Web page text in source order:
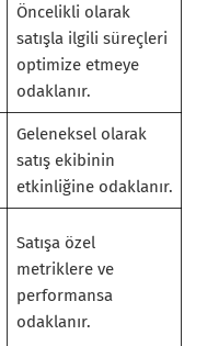
Öncelikli olarak
satışla ilgili süreçleri
optimize etmeye
odaklanır.
Geleneksel olarak
satış ekibinin
etkinliğine odaklanır.
Satışa özel
metriklere ve
performansa
odaklanır.